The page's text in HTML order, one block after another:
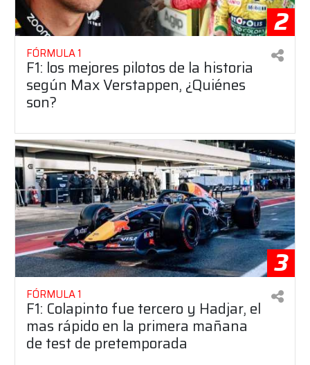
2
FÓRMULA 1
F1: los mejores pilotos de la historia
según Max Verstappen, ¿Quiénes
son?
3
FÓRMULA 1
F1: Colapinto fue tercero y Hadjar, el
mas rápido en la primera mañana
de test de pretemporada